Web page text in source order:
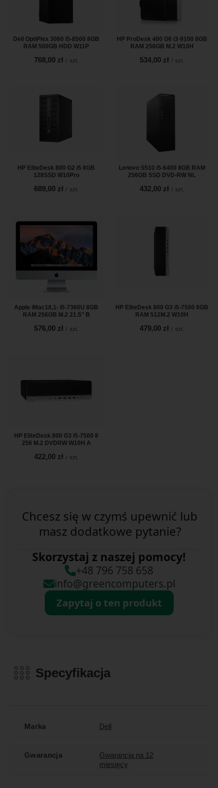
Dell OptiPlex 3060 i5-8500 8GB
RAM 500GB HDD W11P
768,00 zł / szt.
HP ProDesk 400 G6 i3-9100 8GB
RAM 256GB M.2 W10H
534,00 zł / szt.
HP EliteDesk 800 G2 i5 8GB
128SSD W10Pro
689,00 zł / szt.
Lenovo S510 i5-6400 8GB RAM
256GB SSD DVD-RW NL
432,00 zł / szt.
Apple iMac18,1- i5-7360U 8GB
RAM 256GB M.2 21.5'' B
576,00 zł / szt.
HP EliteDesk 800 G3 i5-7500 8GB
RAM 512M.2 W10H
479,00 zł / szt.
HP EliteDesk 800 G3 i5-7500 8
256 M.2 DVDRW W10H A
422,00 zł / szt.
Chcesz się w czymś upewnić lub
masz dodatkowe pytanie?
Skorzystaj z naszej pomocy!
+48 796 758 658
info@greencomputers.pl
Zapytaj o ten produkt
Specyfikacja
Marka Dell
Gwarancja
Gwarancja na 12
miesięcy